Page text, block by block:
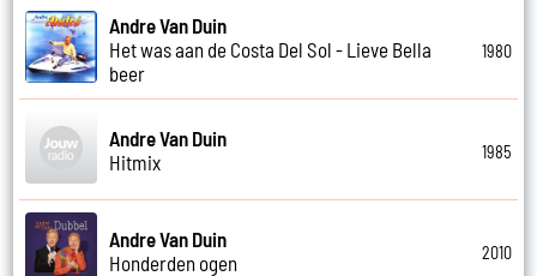
Andre Van Duin
Het was aan de Costa Del Sol - Lieve Bella
beer
1980
Andre Van Duin
Hitmix
1985
Andre Van Duin
Honderden ogen
2010